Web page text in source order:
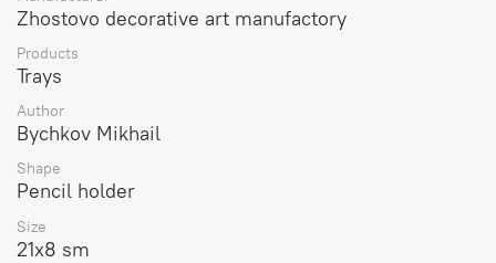
Zhostovo decorative art manufactory
Products
Trays
Author
Bychkov Mikhail
Shape
Pencil holder
Size
21х8 sm